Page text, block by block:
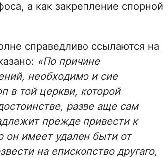
а как закрепление спорной
справедливо ссылаются на
«По причине
необходимо и сие
в той церкви, которой
разве аще сам
прежде привести к
он имеет удален быти от
на епископство другаго,